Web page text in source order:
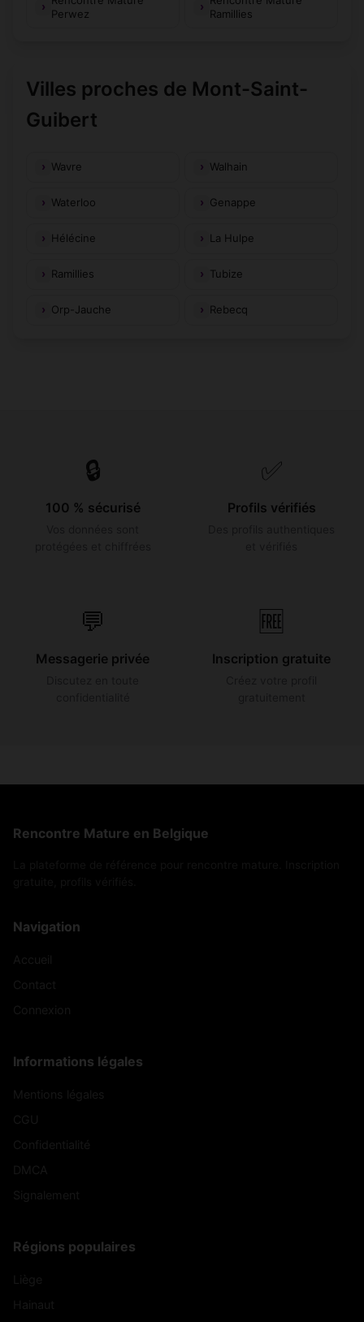
Perwez
Ramillies
Villes proches de Mont-Saint-
Guibert
Wavre Walhain
Waterloo Genappe
Hélécine La Hulpe
Ramillies Tubize
Orp-Jauche Rebecq
🔒
100 % sécurisé
✅
Profils vérifiés
💬
Messagerie privée
🆓
Inscription gratuite
Rencontre Mature en Belgique
Navigation
Informations légales
Régions populaires